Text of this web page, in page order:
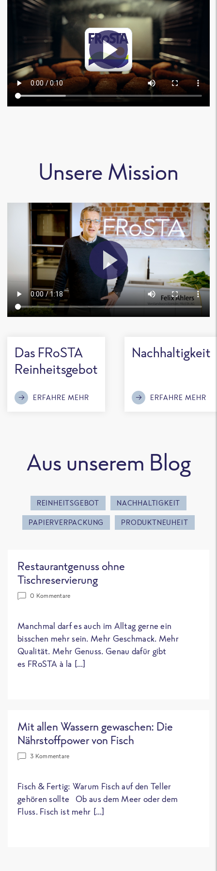
Unsere Mission
Das FRoSTA
Reinheitsgebot
ERFAHRE MEHR
Nachhaltigkeit
ERFAHRE MEHR
Aus unserem Blog
REINHEITSGEBOT NACHHALTIGKEIT
PAPIERVERPACKUNG PRODUKTNEUHEIT
Restaurantgenuss ohne
Tischreservierung
0 Kommentare
Manchmal darf es auch im Alltag gerne ein
bisschen mehr sein. Mehr Geschmack. Mehr
Qualität. Mehr Genuss. Genau dafür gibt
es FRoSTA à la […]
Mit allen Wassern gewaschen: Die
Nährstoffpower von Fisch
3 Kommentare
Fisch & Fertig: Warum Fisch auf den Teller
gehören sollte Ob aus dem Meer oder dem
Fluss. Fisch ist mehr […]